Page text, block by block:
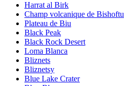
Harrat al Birk
Champ volcanique de Bishoftu
Plateau de Biu
Black Peak
Black Rock Desert
Loma Blanca
Bliznets
Bliznetsy
Blue Lake Crater